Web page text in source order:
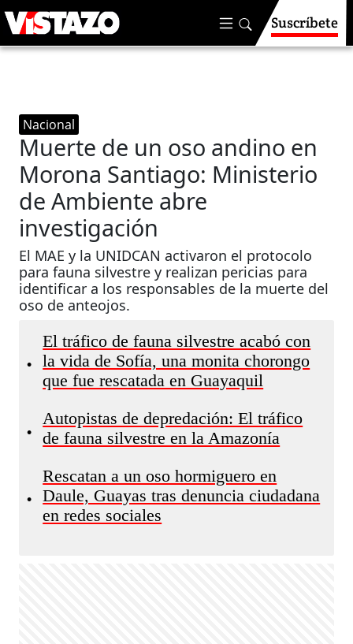
Suscríbete
Nacional
Muerte de un oso andino en
Morona Santiago: Ministerio
de Ambiente abre
investigación
El MAE y la UNIDCAN activaron el protocolo
para fauna silvestre y realizan pericias para
identificar a los responsables de la muerte del
oso de anteojos.
•
El tráfico de fauna silvestre acabó con
la vida de Sofía, una monita chorongo
que fue rescatada en Guayaquil
•
Autopistas de depredación: El tráfico
de fauna silvestre en la Amazonía
•
Rescatan a un oso hormiguero en
Daule, Guayas tras denuncia ciudadana
en redes sociales